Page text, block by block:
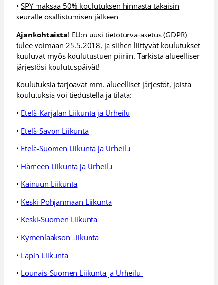
•SPY maksaa 50% koulutuksen hinnasta takaisin
seuralle osallistumisen jälkeen
Ajankohtaista! EU:n uusi tietoturva-asetus (GDPR)
tulee voimaan 25.5.2018, ja siihen liittyvät koulutukset
kuuluvat myös koulutustuen piiriin. Tarkista alueellisen
järjestösi koulutuspäivät!
Koulutuksia tarjoavat mm. alueelliset järjestöt, joista
koulutuksia voi tiedustella ja tilata:
• Etelä-Karjalan Liikunta ja Urheilu
• Etelä-Savon Liikunta
• Etelä-Suomen Liikunta ja Urheilu
• Hämeen Liikunta ja Urheilu
• Kainuun Liikunta
• Keski-Pohjanmaan Liikunta
• Keski-Suomen Liikunta
• Kymenlaakson Liikunta
• Lapin Liikunta
• Lounais-Suomen Liikunta ja Urheilu